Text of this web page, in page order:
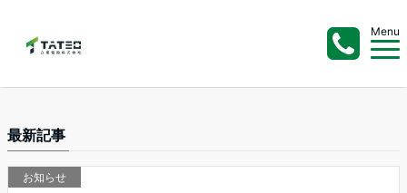
Menu
最新記事
お知らせ